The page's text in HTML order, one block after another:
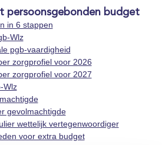
persoonsgebonden budget
in 6 stappen
Wlz
pgb-vaardigheid
zorgprofiel voor 2026
zorgprofiel voor 2027
Wlz
gevolmachtigde
wettelijk vertegenwoordiger
voor extra budget